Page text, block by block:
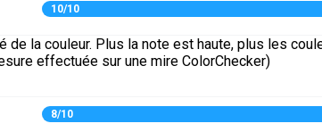
10/10
de la couleur. Plus la note est haute, plus les
effectuée sur une mire ColorChecker)
8/10